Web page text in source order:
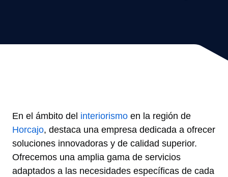
En el ámbito del interiorismo en la región de
Horcajo, destaca una empresa dedicada a ofrecer
soluciones innovadoras y de calidad superior.
Ofrecemos una amplia gama de servicios
adaptados a las necesidades específicas de cada